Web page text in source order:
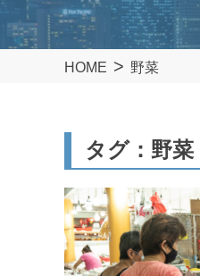
HOME 野菜
タグ：野菜